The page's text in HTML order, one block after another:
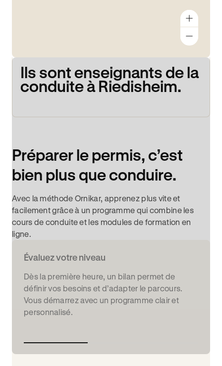
Ils sont enseignants de la
conduite à Riedisheim.
Préparer le permis, c’est
bien plus que conduire.
Avec la méthode Ornikar, apprenez plus vite et
facilement grâce à un programme qui combine les
cours de conduite et les modules de formation en
ligne.
Évaluez votre niveau
Dès la première heure, un bilan permet de
définir vos besoins et d’adapter le parcours.
Vous démarrez avec un programme clair et
personnalisé.